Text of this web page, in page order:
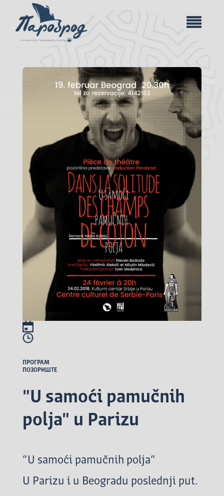
ПРОГРАМ
ПОЗОРИШТЕ
"U samoći pamučnih
polja" u Parizu
“U samoći pamučnih polja“
U Parizu i u Beogradu poslednji put.